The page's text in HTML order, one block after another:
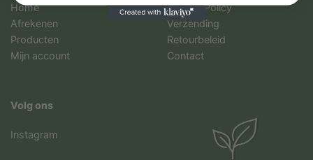
Home
Afrekenen
Producten
Mijn account
Privacy Policy
Verzending
Retourbeleid
Contact
Volg ons
Instagram